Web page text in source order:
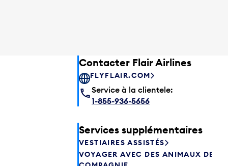
Contacter Flair Airlines
FLYFLAIR.COM
Service à la clientele:
1-855-936-5656
Services supplémentaires
VESTIAIRES ASSISTÉS
VOYAGER AVEC DES ANIMAUX DE